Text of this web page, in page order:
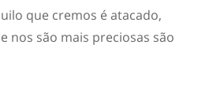
que cremos é atacado,
nos são mais preciosas são